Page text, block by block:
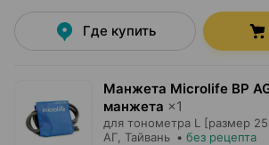
Где купить
Манжета Microlife BP
манжета ×1
для тонометра L [размер
АГ , Тайвань • без рецепта